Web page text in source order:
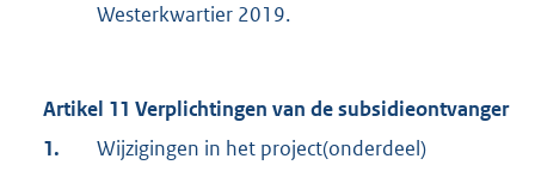
Westerkwartier 2019.
Artikel 11 Verplichtingen van de subsidieontvanger
1.
Wijzigingen in het project(onderdeel)